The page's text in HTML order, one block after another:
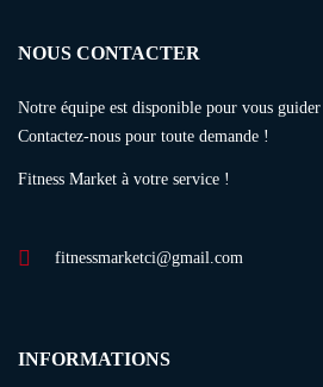
NOUS CONTACTER
Notre équipe est disponible pour vous
Contactez-nous pour toute demande !
Fitness Market à votre service !
fitnessmarketci@gmail.com
INFORMATIONS